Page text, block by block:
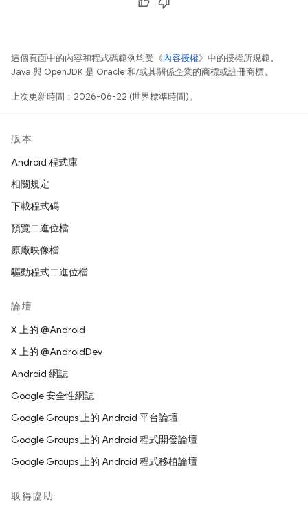
這個頁面中的內容和程式碼範例均受《內容授權》中的授權所規範。
Java 與 OpenJDK 是 Oracle 和/或其關係企業的商標或註冊商標。
上次更新時間：2026-06-22 (世界標準時間)。
版本
Android 程式庫
相關規定
下載程式碼
預覽二進位檔
原廠映像檔
驅動程式二進位檔
論壇
X 上的 @Android
X 上的 @AndroidDev
Android 網誌
Google 安全性網誌
Google Groups 上的 Android 平台論壇
Google Groups 上的 Android 程式開發論壇
Google Groups 上的 Android 程式移植論壇
取得協助